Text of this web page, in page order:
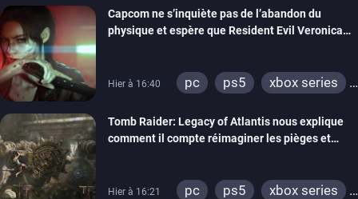
Capcom ne s’inquiète pas de l’abandon du
physique et espère que Resident Evil Veronica
Hier à 16:40 pc ps5
xbox series
Tomb Raider: Legacy of Atlantis nous explique
comment il compte réimaginer les pièges et
Hier à 16:21 pc ps5
xbox series